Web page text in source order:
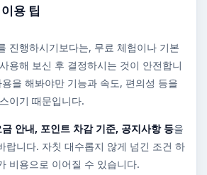
용 팁
진행하시기보다는, 무료 체험이나 기본
용해 보신 후 결정하시는 것이 안전합니
을 해봐야만 기능과 속도, 편의성 등을
이기 때문입니다.
금 안내, 포인트 차감 기준, 공지사항 등을
랍니다. 자칫 대수롭지 않게 넘긴 조건 하
비용으로 이어질 수 있습니다.